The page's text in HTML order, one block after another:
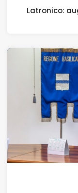
Latronico: